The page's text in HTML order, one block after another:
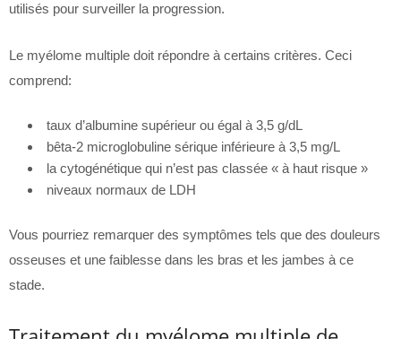
utilisés pour surveiller la progression.
Le myélome multiple doit répondre à certains critères. Ceci
comprend:
taux d’albumine supérieur ou égal à 3,5 g/dL
bêta-2 microglobuline sérique inférieure à 3,5 mg/L
la cytogénétique qui n’est pas classée « à haut risque »
niveaux normaux de LDH
Vous pourriez remarquer des symptômes tels que des douleurs
osseuses et une faiblesse dans les bras et les jambes à ce
stade.